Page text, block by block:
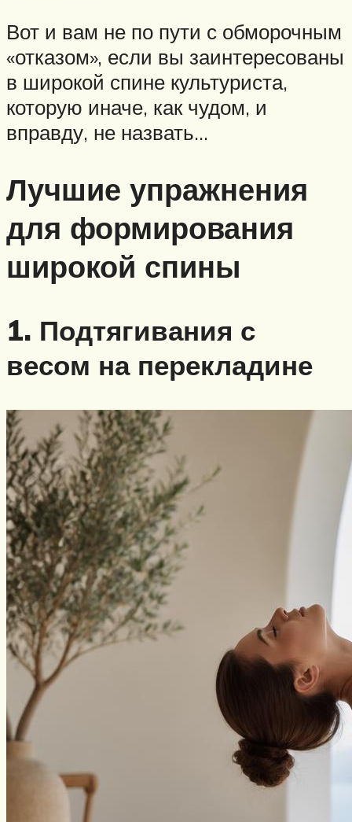
Вот и вам не по пути с обморочным
«отказом», если вы заинтересованы
в широкой спине культуриста,
которую иначе, как чудом, и
вправду, не назвать…
Лучшие упражнения
для формирования
широкой спины
1. Подтягивания с
весом на перекладине